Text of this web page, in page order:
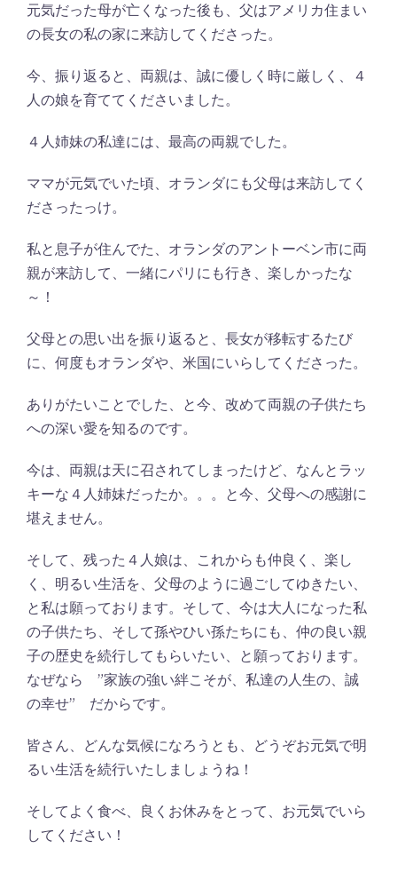
元気だった母が亡くなった後も、父はアメリカ住まい
の長女の私の家に来訪してくださった。
今、振り返ると、両親は、誠に優しく時に厳しく、４
人の娘を育ててくださいました。
４人姉妹の私達には、最高の両親でした。
ママが元気でいた頃、オランダにも父母は来訪してく
ださったっけ。
私と息子が住んでた、オランダのアントーベン市に両
親が来訪して、一緒にパリにも行き、楽しかったな
～！
父母との思い出を振り返ると、長女が移転するたび
に、何度もオランダや、米国にいらしてくださった。
ありがたいことでした、と今、改めて両親の子供たち
への深い愛を知るのです。
今は、両親は天に召されてしまったけど、なんとラッ
キーな４人姉妹だったか。。。と今、父母への感謝に
堪えません。
そして、残った４人娘は、これからも仲良く、楽し
く、明るい生活を、父母のように過ごしてゆきたい、
と私は願っております。そして、今は大人になった私
の子供たち、そして孫やひい孫たちにも、仲の良い親
子の歴史を続行してもらいたい、と願っております。
なぜなら ”家族の強い絆こそが、私達の人生の、誠
の幸せ” だからです。
皆さん、どんな気候になろうとも、どうぞお元気で明
るい生活を続行いたしましょうね！
そしてよく食べ、良くお休みをとって、お元気でいら
してください！